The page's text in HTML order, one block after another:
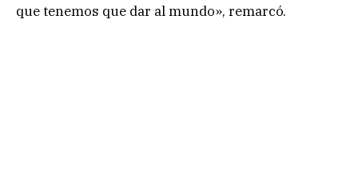
que tenemos que dar al mundo», remarcó.